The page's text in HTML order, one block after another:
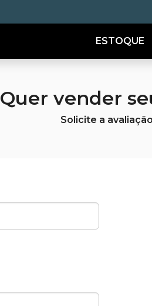
ESTOQUE
Quer vender
Solicite a